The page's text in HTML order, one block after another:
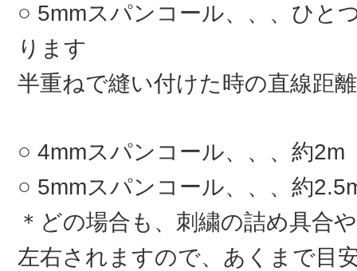
5mmスパンコール、、、ひと
ります
半重ねで縫い付けた時の直線距離
4mmスパンコール、、、約2m
5mmスパンコール、、、約
＊どの場合も、刺繍の詰め具合
左右されますので、あくまで目